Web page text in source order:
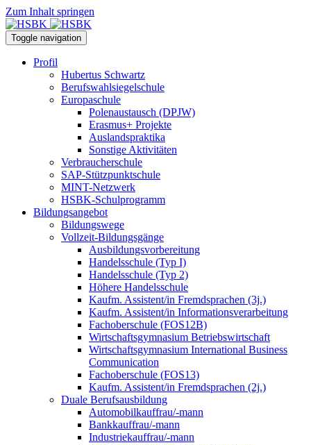
Zum Inhalt springen
Toggle navigation
Profil
Hubertus Schwartz
Berufswahlsiegelschule
Europaschule
Polenaustausch (DPJW)
Erasmus+ Projekte
Auslandspraktika
Sonstige Aktivitäten
Verbraucherschule
SAP-Stützpunktschule
MINT-Netzwerk
HSBK-Schulprogramm
Bildungsangebot
Bildungswege
Vollzeit-Bildungsgänge
Ausbildungsvorbereitung
Handelsschule (Typ I)
Handelsschule (Typ 2)
Höhere Handelsschule
Kaufm. Assistent/in­ Fremdsprachen (3j.)
Kaufm. Assistent/in Informationsverarbeitung
Fachoberschule (FOS12B)
Wirtschaftsgymnasium Betriebswirtschaft
Wirtschaftsgymnasium International Business
Communication
Fachoberschule (FOS13)
Kaufm. Assistent/in Fremdsprachen (2j.)
Duale Berufsausbildung
Automobilkauffrau/-mann
Bankkauffrau/-mann
Industriekauffrau/-mann